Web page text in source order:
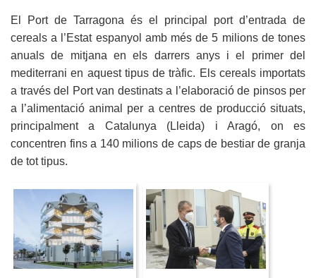
El Port de Tarragona és el principal port d’entrada de
cereals a l’Estat espanyol amb més de 5 milions de tones
anuals de mitjana en els darrers anys i el primer del
mediterrani en aquest tipus de tràfic. Els cereals importats
a través del Port van destinats a l’elaboració de pinsos per
a l’alimentació animal per a centres de producció situats,
principalment a Catalunya (Lleida) i Aragó, on es
concentren fins a 140 milions de caps de bestiar de granja
de tot tipus.